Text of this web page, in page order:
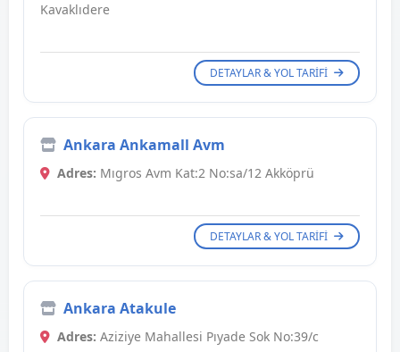
Kavaklıdere
DETAYLAR & YOL TARIFI
Ankara Ankamall Avm
Adres: Mıgros Avm Kat:2 No:sa/12 Akköprü
DETAYLAR & YOL TARIFI
Ankara Atakule
Adres: Aziziye Mahallesi Pıyade Sok No:39/c